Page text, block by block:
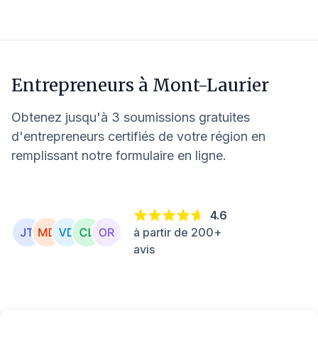
Entrepreneurs à Mont-Laurier
Obtenez jusqu'à 3 soumissions gratuites
d'entrepreneurs certifiés de votre région en
remplissant notre formulaire en ligne.
4.6
à partir de 200+
avis